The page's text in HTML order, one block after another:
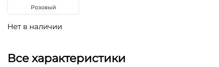
Розовый
Нет в наличии
Все характеристики